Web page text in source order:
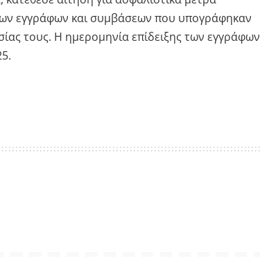
εγγράφων και συμβάσεων που υπογράφηκαν
τους. Η ημερομηνία επίδειξης των εγγράφων